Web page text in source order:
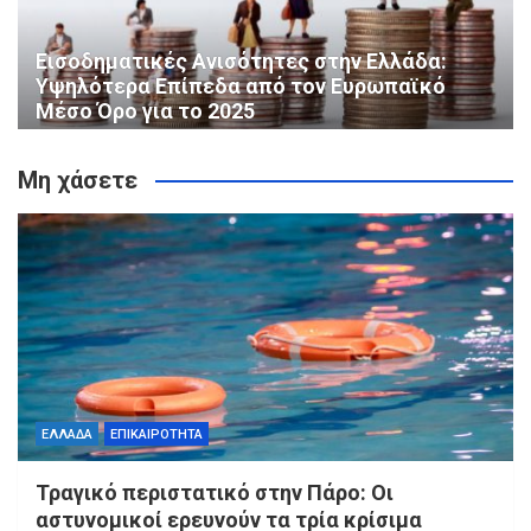
Εισοδηματικές Ανισότητες στην Ελλάδα:
Υψηλότερα Επίπεδα από τον Ευρωπαϊκό
Μέσο Όρο για το 2025
Μη χάσετε
ΕΛΛΑΔΑ ΕΠΙΚΑΙΡΟΤΗΤΑ
Τραγικό περιστατικό στην Πάρο: Οι
αστυνομικοί ερευνούν τα τρία κρίσιμα